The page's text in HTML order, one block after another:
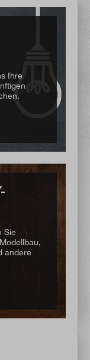
Ihre
Sie
andere